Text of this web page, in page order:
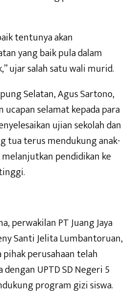
tentunya akan
yang baik pula dalam
ujar salah satu wali murid.
Selatan, Agus Sartono,
selamat kepada para
ujian sekolah dan
tua terus mendukung anak-
pendidikan ke
perwakilan PT Juang Jaya
Santi Jelita Lumbantoruan,
perusahaan telah
UPTD SD Negeri 5
program gizi siswa.